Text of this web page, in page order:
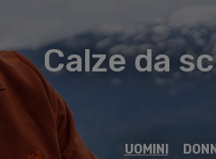
Calze da
UOMINI